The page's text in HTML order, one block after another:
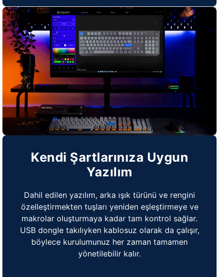
Kendi Şartlarınıza Uygun
Yazılım
Dahil edilen yazılım, arka ışık türünü ve rengini
özelleştirmekten tuşları yeniden eşleştirmeye ve
makrolar oluşturmaya kadar tam kontrol sağlar.
USB dongle takılıyken kablosuz olarak da çalışır,
böylece kurulumunuz her zaman tamamen
yönetilebilir kalır.